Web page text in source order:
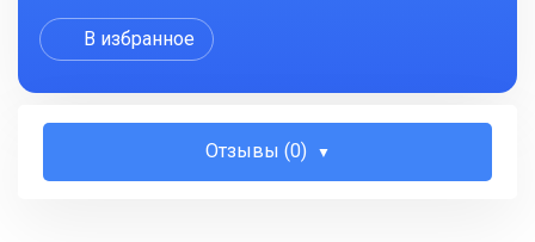
В избранное
Отзывы (0)